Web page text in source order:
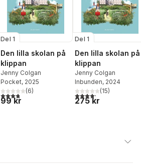
Del 1
Den lilla skolan på
klippan
Jenny Colgan
Pocket, 2025
3,8utav 5 stjärnor. Totalt antal röster:
(6)
99 kr
Del 1
Den lilla skolan på
klippan
Jenny Colgan
Inbunden, 2024
4,2utav 5 stjärnor.
(15)
275 kr